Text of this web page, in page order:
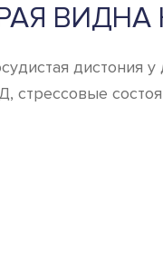
ВИДНА
дистония
стрессовые